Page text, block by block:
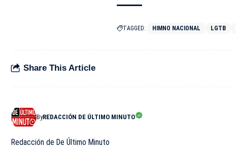
TAGGED: HIMNO NACIONAL LGTB
Share This Article
ByREDACCIÓN DE ÚLTIMO MINUTO
Redacción de De Último Minuto